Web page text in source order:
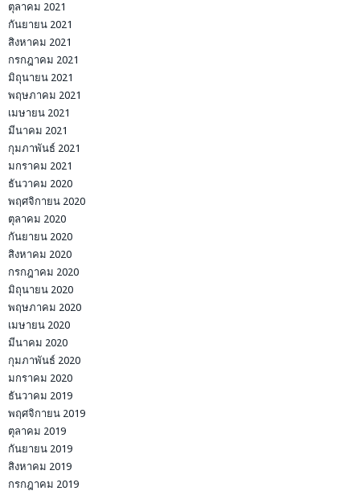
ตุลาคม 2021
กันยายน 2021
สิงหาคม 2021
กรกฎาคม 2021
มิถุนายน 2021
พฤษภาคม 2021
เมษายน 2021
มีนาคม 2021
กุมภาพันธ์ 2021
มกราคม 2021
ธันวาคม 2020
พฤศจิกายน 2020
ตุลาคม 2020
กันยายน 2020
สิงหาคม 2020
กรกฎาคม 2020
มิถุนายน 2020
พฤษภาคม 2020
เมษายน 2020
มีนาคม 2020
กุมภาพันธ์ 2020
มกราคม 2020
ธันวาคม 2019
พฤศจิกายน 2019
ตุลาคม 2019
กันยายน 2019
สิงหาคม 2019
กรกฎาคม 2019